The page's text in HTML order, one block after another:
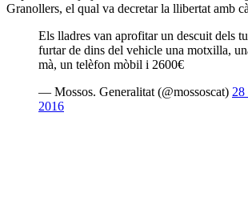
Granollers, el qual va decretar la llibertat amb
Els lladres van aprofitar un descuit dels
furtar de dins del vehicle una motxilla,
mà, un telèfon mòbil i 2600€
— Mossos. Generalitat (@mossoscat) 28
2016